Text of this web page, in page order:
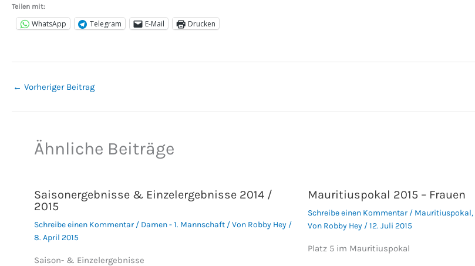
Teilen mit:
WhatsApp Telegram E-Mail Drucken
← Vorheriger Beitrag
Ähnliche Beiträge
Saisonergebnisse & Einzelergebnisse 2014 /
2015
Schreibe einen Kommentar / Damen - 1. Mannschaft/ Von Robby Hey /
8. April 2015
Saison- & Einzelergebnisse
Mauritiuspokal 2015 – Frauen
Schreibe einen Kommentar / Mauritiuspokal,
Von Robby Hey /12. Juli 2015
Platz 5 im Mauritiuspokal